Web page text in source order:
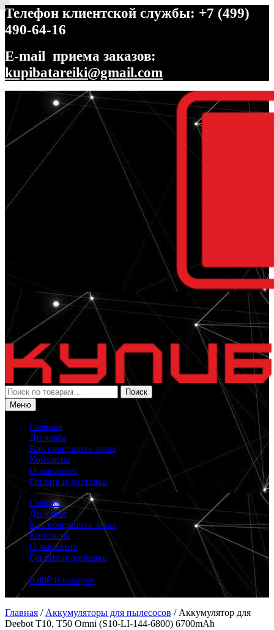
Телефон клиентской службы: +7 (499)
490-64-16
E-mail приема заказов:
kupibatareiki@gmail.com
Перейти
навигации
Перейти
содержимому
Искать:
Поиск
Меню
Главная
Дилерам
Как совершить заказ
Контакты
О магазине
Оплата и доставка
Главная
Дилерам
Как совершить заказ
Контакты
О магазине
Оплата и доставка
0.00₽ 0 товаров
Главная / Аккумуляторы для пылесосов / Аккумулятор для
Deebot T10, T50 Omni (S10-LI-144-6800) 6700mAh